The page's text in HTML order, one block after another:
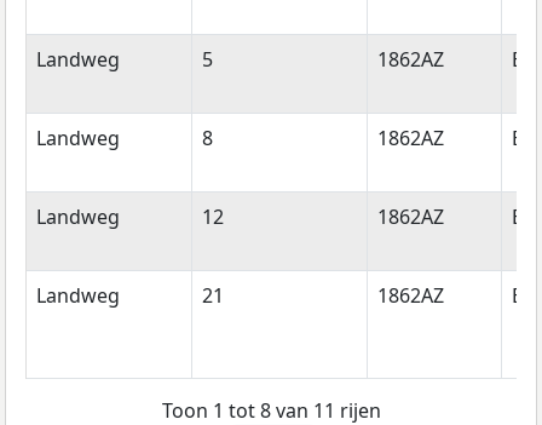
Landweg 5 1862AZ
Landweg 8 1862AZ
Landweg 12 1862AZ
Landweg 21 1862AZ
Toon 1 tot 8 van 11 rijen